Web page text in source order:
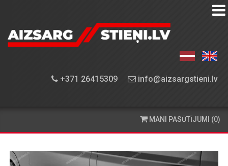
+371 26415309 info@aizsargstieni.lv
AIZSARGSTIEŅU
APRĪKOJUMA
PIEGĀDE
KONTAKTINFORMĀCIJA
MANI PASŪTĪJUMI (0)